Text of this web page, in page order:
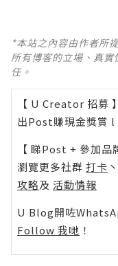
*本站之內容由作者所
所有博客的立場、真
任。
【 U Creator 招募 】
出Post賺現金獎賞 l
【 睇Post + 參加品
瀏覽更多社群 打卡 丶
攻略及 活動情報
U Blog開咗
Follow 我哋 ！